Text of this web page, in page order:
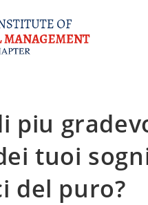
piu
tuoi
del puro?